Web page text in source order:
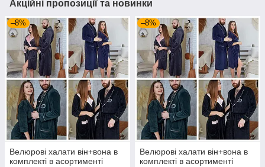
Акційні пропозиції та новинки
–8%
Велюрові халати він+вона в
комплекті в асортименті
–8%
Велюрові халати він+вона в
комплекті в асортименті